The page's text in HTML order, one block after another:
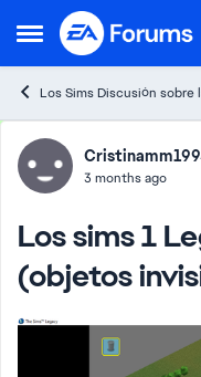
Open Side Menu
Skip to content
Los Sims Discusión sobre
Forum3 months ago
Los sims 1
(objetos